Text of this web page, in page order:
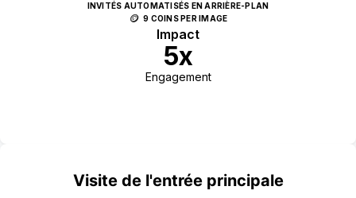
INVITÉS AUTOMATISÉS EN ARRIÈRE-PLAN
🪙 9 COINS PER IMAGE
Impact
5x
Engagement
Visite de l'entrée principale